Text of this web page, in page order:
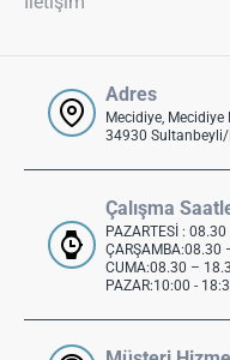
Adres
Mecidiye, Mecidiye
34930 Sultanbeyli/
Çalışma
PAZARTESİ :
ÇARŞAMBA:08.30
CUMA:08.30 –
PAZAR:10:00 -